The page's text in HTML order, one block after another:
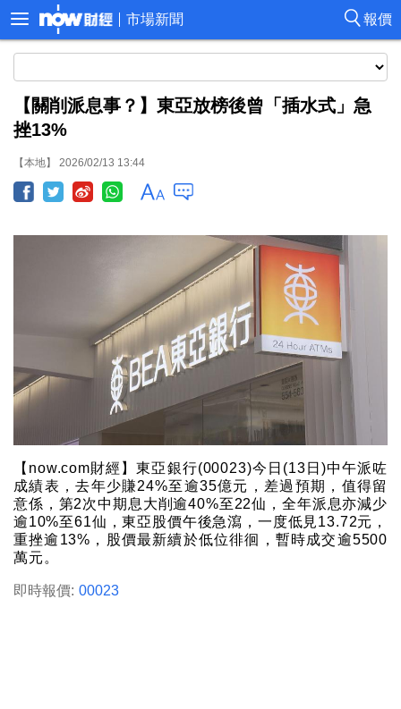
報價
市場新聞
【關削派息事？】東亞放榜後曾「插水式」急
挫13%
【本地】 2026/02/13 13:44
【now.com財經】東亞銀行(00023)今日(13日)中午派咗
成績表，去年少賺24%至逾35億元，差過預期，值得留
意係，第2次中期息大削逾40%至22仙，全年派息亦減少
逾10%至61仙，東亞股價午後急瀉，一度低見13.72元，
重挫逾13%，股價最新續於低位徘徊，暫時成交逾5500
萬元。
即時報價: 00023